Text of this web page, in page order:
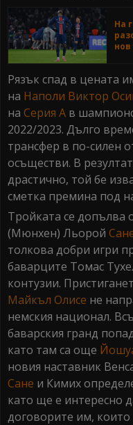
На
нов
Рязък спад в цената
на Наполи Виктор
на Серия А в
2022/2023. Дълго
трансфер в по-силен
осъществи. В
драстично, той бе
сметка премина под
Тройката се допълва
(Мюнхен) Льорой
толкова добри игри
баварците Томас
контузии.
Майкъл Олисе не
немския национал.
баварския гранд
като там са още
новия наставник
Сане и Кимих
като ще е интересно
договорите им, които